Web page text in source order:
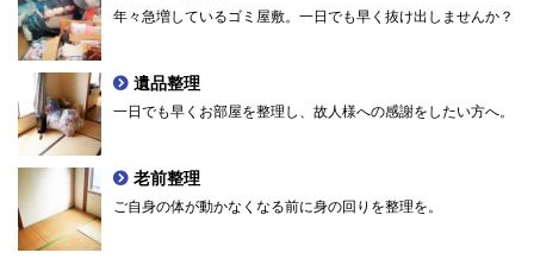
年々急増しているゴミ屋敷。一日でも早く抜け出しませんか？
遺品整理
一日でも早くお部屋を整理し、故人様への感謝をしたい方へ。
老前整理
ご自身の体が動かなくなる前に身の回りを整理を。